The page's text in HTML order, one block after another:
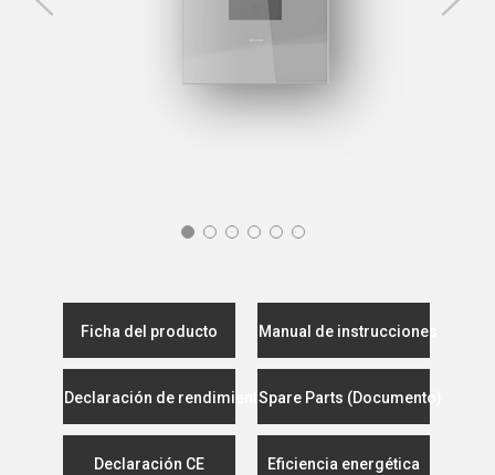
Ficha del producto Manual de instrucciones
Declaración de rendimientoSpare Parts (Documento)
Declaración CE Eficiencia energética